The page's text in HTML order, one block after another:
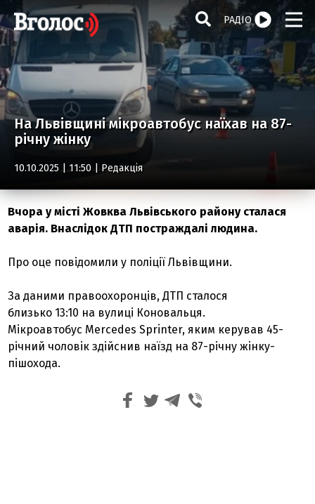
РАДІО
На Львівщині мікроавтобус наїхав на 87-
річну жінку
10.10.2025 | 11:50 | Редакція
Вчора у місті Жовква Львівського району сталася
аварія. Внаслідок ДТП постраждалі людина.
Про оце повідомили у поліції Львівщини.
За даними правоохоронців, ДТП сталося
близько 13:10 на вулиці Коновальця.
Мікроавтобус Mercedes Sprinter, яким керував 45-
річний чоловік здійснив наїзд на 87-річну жінку-
пішохода.